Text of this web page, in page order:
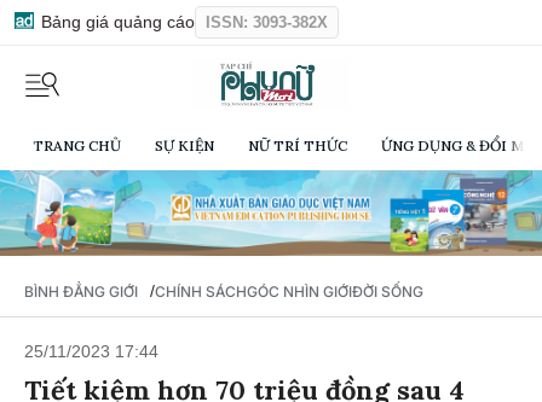
Bảng giá quảng cáo ISSN: 3093-382X
TRANG CHỦ SỰ KIỆN NỮ TRÍ THỨC ỨNG DỤNG & ĐỔI
BÌNH ĐẲNG GIỚI /CHÍNH SÁCHGÓC NHÌN GIỚIĐỜI SỐNG
25/11/2023 17:44
Tiết kiệm hơn 70 triệu đồng sau 4